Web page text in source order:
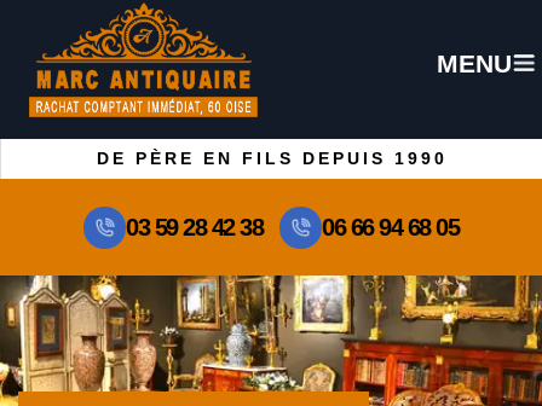
MENU
DE PÈRE EN FILS DEPUIS 1990
03 59 28 42 38 06 66 94 68 05